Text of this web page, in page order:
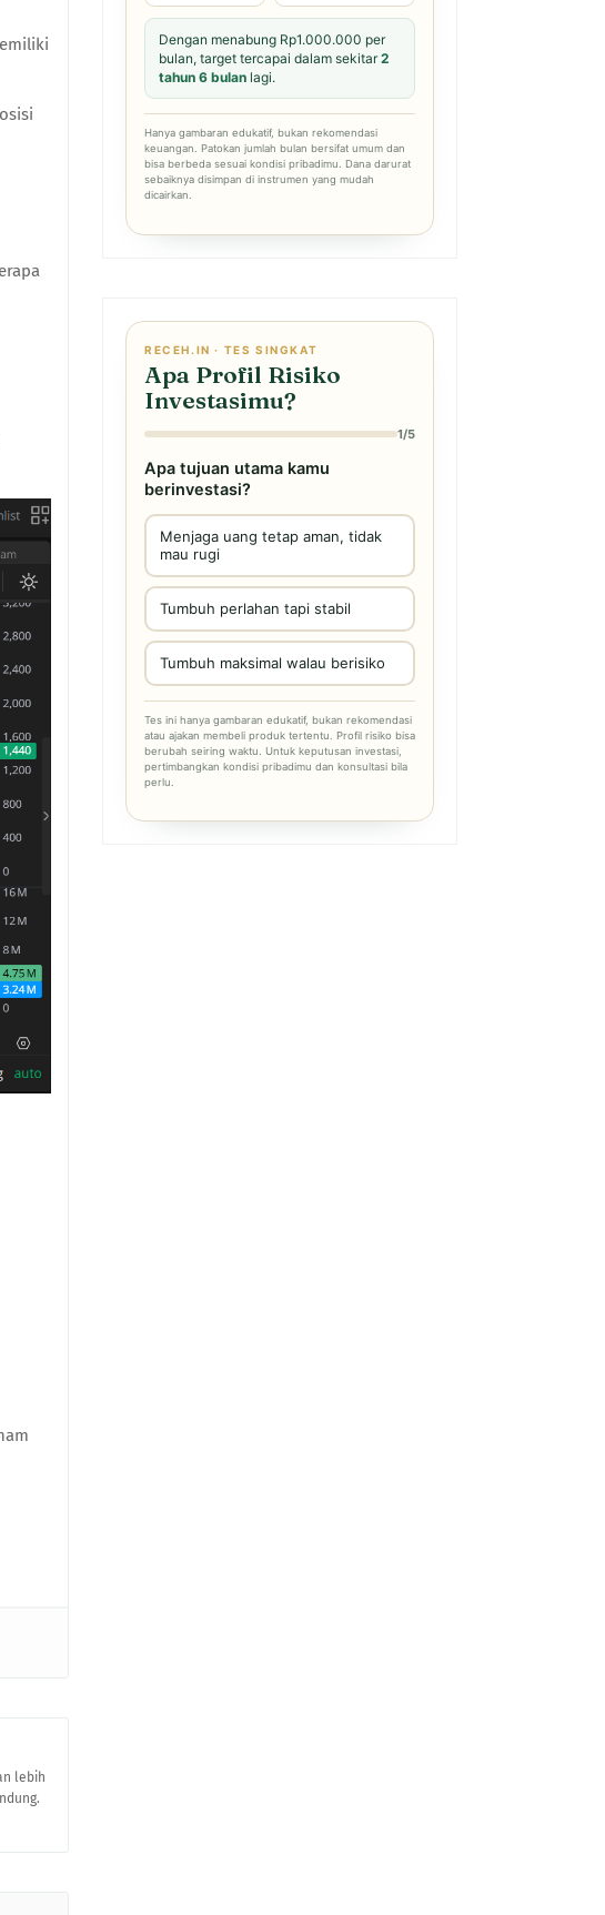
lebih
Dengan menabung Rp1.000.000 per
bulan, target tercapai dalam sekitar2
tahun 6 bulan lagi.
Hanya gambaran edukatif, bukan rekomendasi
keuangan. Patokan jumlah bulan bersifat umum dan
bisa berbeda sesuai kondisi pribadimu. Dana darurat
sebaiknya disimpan di instrumen yang mudah
dicairkan.
RECEH.IN · TES SINGKAT
Apa Profil Risiko
Investasimu?
1/5
Apa tujuan utama kamu
berinvestasi?
Menjaga uang tetap aman, tidak
mau rugi
Tumbuh perlahan tapi stabil
Tumbuh maksimal walau berisiko
Tes ini hanya gambaran edukatif, bukan rekomendasi
atau ajakan membeli produk tertentu. Profil risiko bisa
berubah seiring waktu. Untuk keputusan investasi,
pertimbangkan kondisi pribadimu dan konsultasi bila
perlu.